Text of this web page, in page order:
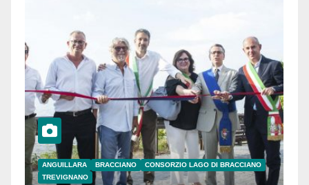
ANGUILLARA BRACCIANO
CONSORZIO LAGO DI BRACCIANO
TREVIGNANO